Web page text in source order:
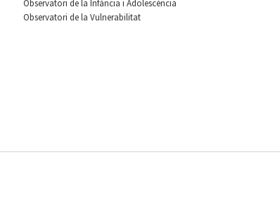
Observatori de la Infància i Adolescència
Observatori de la Vulnerabilitat